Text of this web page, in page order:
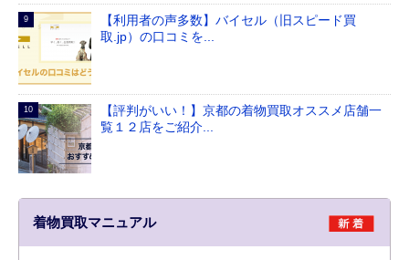
【利用者の声多数】バイセル（旧スピード買
取.jp）の口コミを...
【評判がいい！】京都の着物買取オススメ店舗一
覧１２店をご紹介...
着物買取マニュアル